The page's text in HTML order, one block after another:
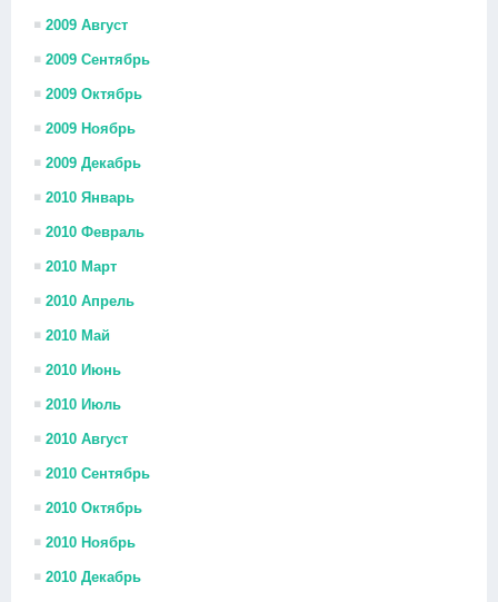
2009 Август
2009 Сентябрь
2009 Октябрь
2009 Ноябрь
2009 Декабрь
2010 Январь
2010 Февраль
2010 Март
2010 Апрель
2010 Май
2010 Июнь
2010 Июль
2010 Август
2010 Сентябрь
2010 Октябрь
2010 Ноябрь
2010 Декабрь